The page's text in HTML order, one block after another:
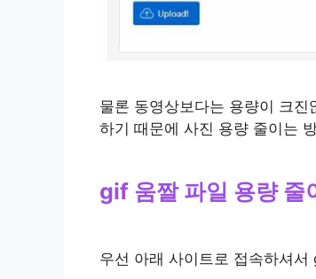
물론 동영상보다는 용량이 크
하기 때문에 사진 용량 줄이는
gif 움짤 파일 용량 줄
우선 아래 사이트로 접속하셔